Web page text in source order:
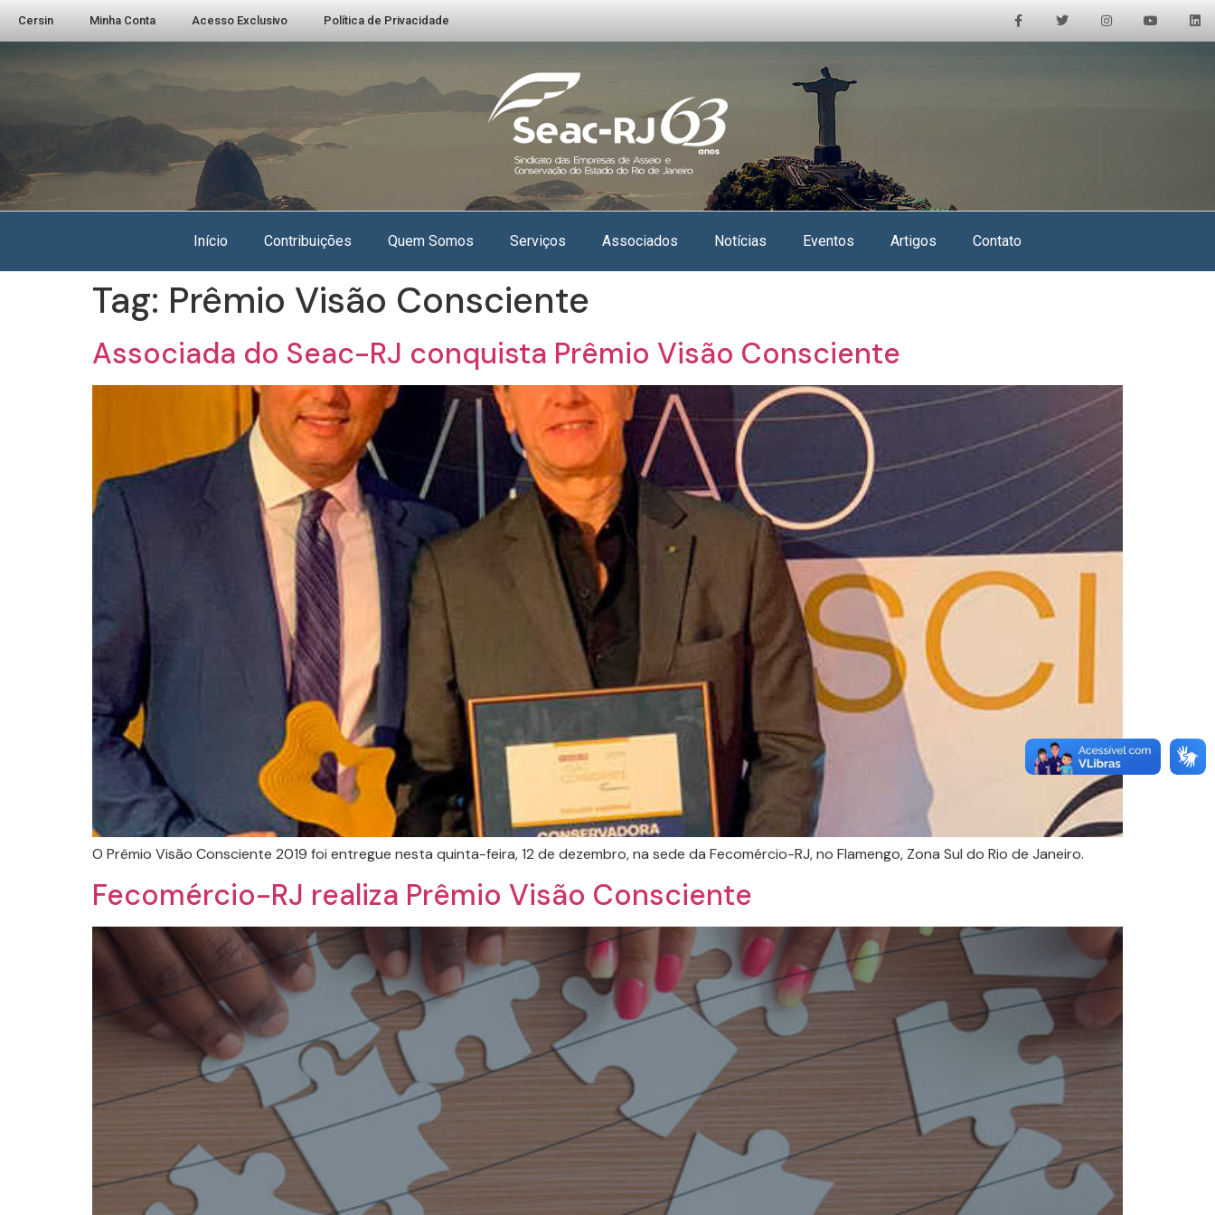
Cersin Minha Conta Acesso Exclusivo Política de Privacidade
Início Contribuições Quem Somos Serviços Associados Notícias Eventos Artigos Contato
Tag: Prêmio Visão Consciente
Associada do Seac-RJ conquista Prêmio Visão Consciente
O Prêmio Visão Consciente 2019 foi entregue nesta quinta-feira, 12 de dezembro, na sede da Fecomércio-RJ, no Flamengo, Zona Sul do Rio de Janeiro.
Fecomércio-RJ realiza Prêmio Visão Consciente